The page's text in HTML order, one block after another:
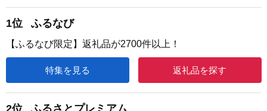
1位 ふるなび
【ふるなび限定】返礼品が2700件以上！
特集を見る 返礼品を探す
2位 ふるさとプレミアム